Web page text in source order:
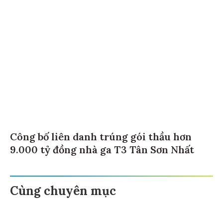
Công bố liên danh trúng gói thầu hơn
9.000 tỷ đồng nhà ga T3 Tân Sơn Nhất
Cùng chuyên mục